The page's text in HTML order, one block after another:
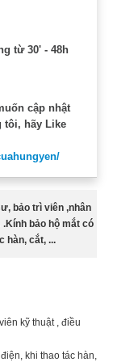
từ 30' - 48h
cập nhật
tôi, hãy Like
bảo trì viên ,nhân
bảo hộ mắt có
hàn, cắt, ...
kỹ thuật , điều
khi thao tác hàn,